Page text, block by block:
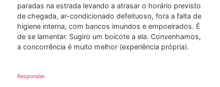
paradas na estrada levando a atrasar o horário previsto
de chegada, ar-condicionado defeituoso, fora a falta de
higiene interna, com bancos imundos e empoeirados. É
de se lamentar. Sugiro um boicote a ela. Convenhamos,
a concorrência é muito melhor (experiência própria).
Responder